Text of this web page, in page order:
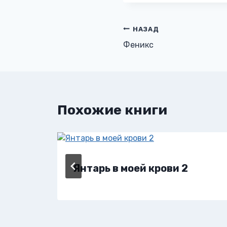
Навигация
по
НАЗАД
Феникс
Похожие книги
Янтарь в моей крови 2